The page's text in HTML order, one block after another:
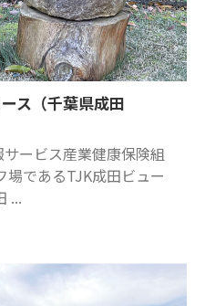
ス（千葉県成田
ービス産業健康保険組
場であるTJK成田ビュー
...